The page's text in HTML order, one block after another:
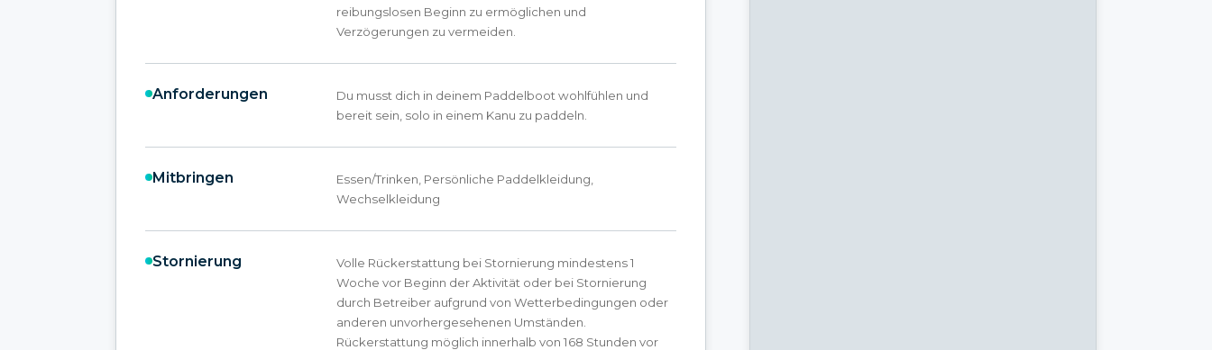
reibungslosen Beginn zu ermöglichen und
Verzögerungen zu vermeiden.
Anforderungen
Du musst dich in deinem Paddelboot wohlfühlen und
bereit sein, solo in einem Kanu zu paddeln.
Mitbringen
Essen/Trinken, Persönliche Paddelkleidung,
Wechselkleidung
Stornierung
Volle Rückerstattung bei Stornierung mindestens 1
Woche vor Beginn der Aktivität oder bei Stornierung
durch Betreiber aufgrund von Wetterbedingungen oder
anderen unvorhergesehenen Umständen.
Rückerstattung möglich innerhalb von 168 Stunden vor